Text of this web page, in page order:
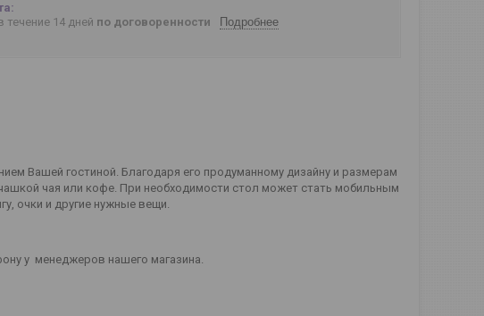
14 дней по договоренности Подробнее
Вашей гостиной. Благодаря его продуманному дизайну и размерам
чая или кофе. При необходимости стол может стать мобильным
очки и другие нужные вещи.
у менеджеров нашего магазина.